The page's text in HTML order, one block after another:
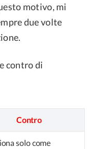
motivo, mi
due volte
contro di
Contro
solo come